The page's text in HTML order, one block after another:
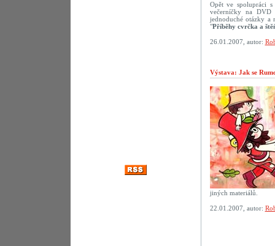
Opět ve spolupráci
večerníčky na
jednoduché otázky a
"Příběhy cvrčka a
26.01.2007, autor:
Výstava: Jak se
jiných materiálů.
22.01.2007, autor: